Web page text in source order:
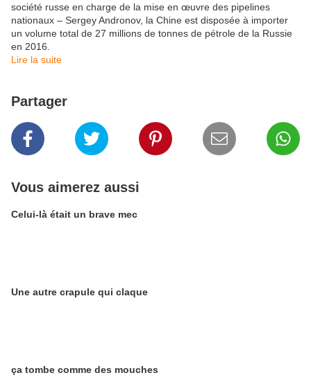
société russe en charge de la mise en œuvre des pipelines
nationaux – Sergey Andronov, la Chine est disposée à importer
un volume total de 27 millions de tonnes de pétrole de la Russie
en 2016.
​Lire la suite
Partager
Vous aimerez aussi
Celui-là était un brave mec
Une autre crapule qui claque
ça tombe comme des mouches